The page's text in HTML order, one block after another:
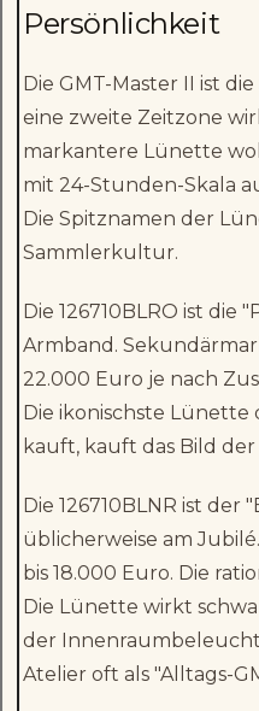
Persönlichkeit
Die GMT-Master II ist
eine zweite Zeitzone
markantere Lünette
mit 24-Stunden-Skala
Die Spitznamen der
Sammlerkultur.
Die 126710BLRO ist die
Armband.
22.000 Euro je nach
Die ikonischste Lünette
kauft, kauft das Bild der
Die 126710BLNR ist der
üblicherweise am
bis 18.000 Euro. Die
Die Lünette wirkt
der
Atelier oft als "Alltags-